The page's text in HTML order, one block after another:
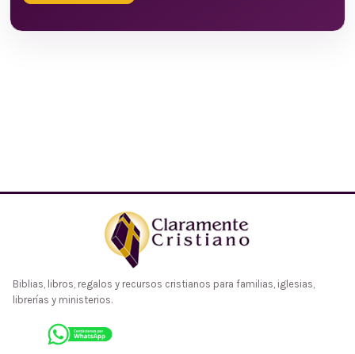
Biblias, libros, regalos y recursos cristianos para familias, iglesias,
librerías y ministerios.